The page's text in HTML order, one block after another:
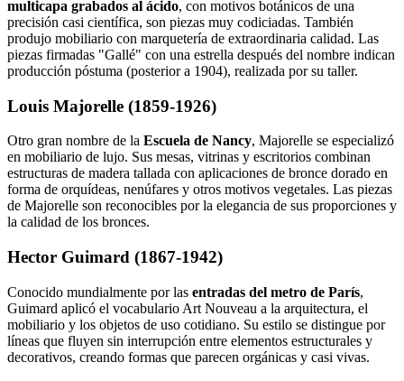
multicapa grabados al ácido, con motivos botánicos de una
precisión casi científica, son piezas muy codiciadas. También
produjo mobiliario con marquetería de extraordinaria calidad. Las
piezas firmadas "Gallé" con una estrella después del nombre indican
producción póstuma (posterior a 1904), realizada por su taller.
Louis Majorelle (1859-1926)
Otro gran nombre de la Escuela de Nancy, Majorelle se especializó
en mobiliario de lujo. Sus mesas, vitrinas y escritorios combinan
estructuras de madera tallada con aplicaciones de bronce dorado en
forma de orquídeas, nenúfares y otros motivos vegetales. Las piezas
de Majorelle son reconocibles por la elegancia de sus proporciones y
la calidad de los bronces.
Hector Guimard (1867-1942)
Conocido mundialmente por las entradas del metro de París,
Guimard aplicó el vocabulario Art Nouveau a la arquitectura, el
mobiliario y los objetos de uso cotidiano. Su estilo se distingue por
líneas que fluyen sin interrupción entre elementos estructurales y
decorativos, creando formas que parecen orgánicas y casi vivas.